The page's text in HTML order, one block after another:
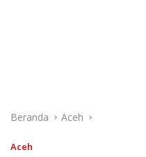
Beranda Aceh
Aceh